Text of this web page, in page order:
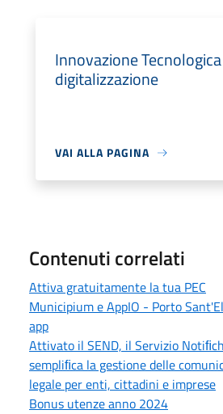
Innovazione
digitalizzazione
VAI ALLA PAGINA
Contenuti correlati
Attiva gratuitamente la tua PEC
Municipium e AppIO - Porto
app
Attivato il SEND, il Servizio
sempliﬁca la gestione delle
legale per enti, cittadini e imprese
Bonus utenze anno 2024